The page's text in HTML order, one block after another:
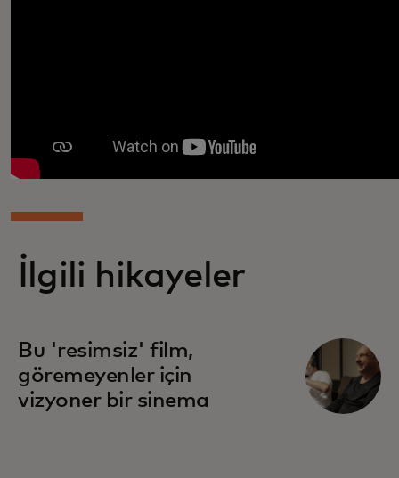
İlgili hikayeler
Bu 'resimsiz' film,
göremeyenler için
vizyoner bir sinema